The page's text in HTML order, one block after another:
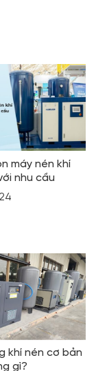
máy nén khí
nhu cầu
khí nén cơ bản
gì?